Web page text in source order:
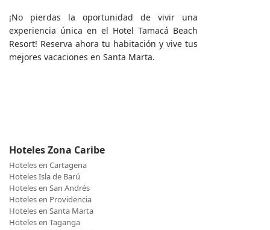
¡No pierdas la oportunidad de vivir una
experiencia única en el Hotel Tamacá Beach
Resort! Reserva ahora tu habitación y vive tus
mejores vacaciones en Santa Marta.
Hoteles Zona Caribe
Hoteles en Cartagena
Hoteles Isla de Barú
Hoteles en San Andrés
Hoteles en Providencia
Hoteles en Santa Marta
Hoteles en Taganga